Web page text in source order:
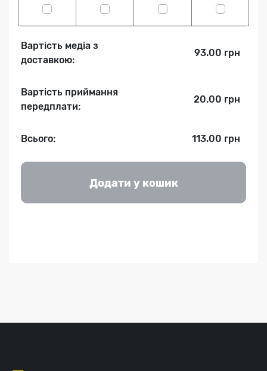
Вартість медіа з
доставкою:
93.00 грн
Вартість приймання
передплати:
20.00 грн
Всього: 113.00 грн
Додати у кошик